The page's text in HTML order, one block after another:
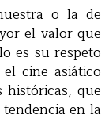
o la de
el valor que
es su respeto
cine asiático
históricas, que
en la